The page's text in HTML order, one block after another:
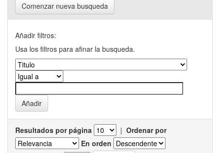
Comenzar nueva busqueda
Añadir filtros:
Usa los filtros para afinar la busqueda.
Resultados por página | Ordenar por
En orden